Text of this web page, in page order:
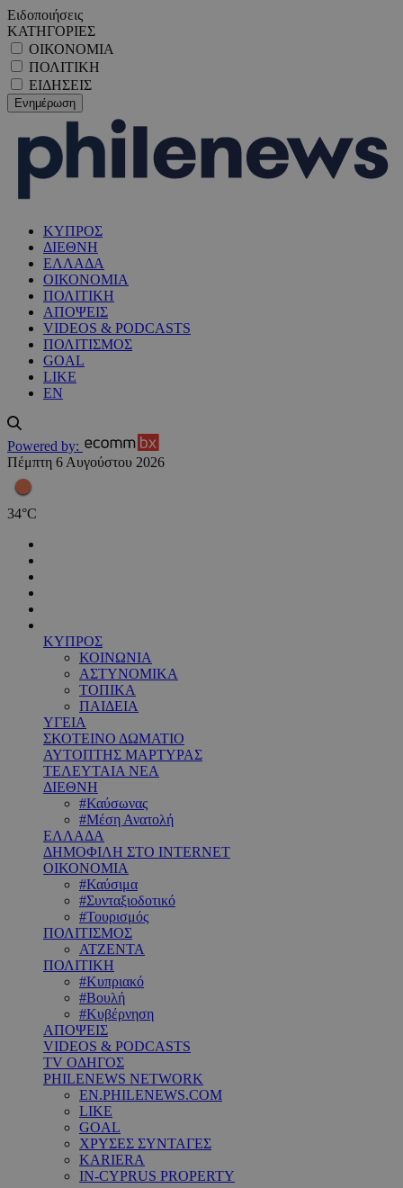
Ειδοποιήσεις
ΚΑΤΗΓΟΡΙΕΣ
ΟΙΚΟΝΟΜΙΑ
ΠΟΛΙΤΙΚΗ
ΕΙΔΗΣΕΙΣ
ΚΥΠΡΟΣ
ΔΙΕΘΝΗ
ΕΛΛΑΔΑ
ΟΙΚΟΝΟΜΙΑ
ΠΟΛΙΤΙΚΗ
ΑΠΟΨΕΙΣ
VIDEOS & PODCASTS
ΠΟΛΙΤΙΣΜΟΣ
GOAL
LIKE
EN
Powered by:
Πέμπτη 6 Αυγούστου 2026
34°C
ΚΥΠΡΟΣ
ΚΟΙΝΩΝΙΑ
ΑΣΤΥΝΟΜΙΚΑ
ΤΟΠΙΚΑ
ΠΑΙΔΕΙΑ
ΥΓΕΙΑ
ΣΚΟΤΕΙΝΟ ΔΩΜΑΤΙΟ
ΑΥΤΟΠΤΗΣ ΜΑΡΤΥΡΑΣ
ΤΕΛΕΥΤΑΙΑ ΝΕΑ
ΔΙΕΘΝΗ
#Καύσωνας
#Μέση Ανατολή
ΕΛΛΑΔΑ
ΔΗΜΟΦΙΛΗ ΣΤΟ INTERNET
ΟΙΚΟΝΟΜΙΑ
#Καύσιμα
#Συνταξιοδοτικό
#Τουρισμός
ΠΟΛΙΤΙΣΜΟΣ
ΑΤΖΕΝΤΑ
ΠΟΛΙΤΙΚΗ
#Κυπριακό
#Βουλή
#Κυβέρνηση
ΑΠΟΨΕΙΣ
VIDEOS & PODCASTS
TV ΟΔΗΓΟΣ
PHILENEWS NETWORK
EN.PHILENEWS.COM
LIKE
GOAL
ΧΡΥΣΕΣ ΣΥΝΤΑΓΕΣ
KARIERA
IN-CYPRUS PROPERTY